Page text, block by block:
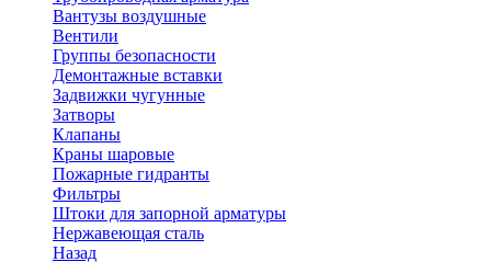
Вантузы воздушные
Вентили
Группы безопасности
Демонтажные вставки
Задвижки чугунные
Затворы
Клапаны
Краны шаровые
Пожарные гидранты
Фильтры
Штоки для запорной арматуры
Нержавеющая сталь
Назад